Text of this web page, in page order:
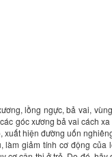
lồng ngực, bả vai,
góc xương bả vai cách
xuất hiện đường uốn
làm giảm tính cơ động của